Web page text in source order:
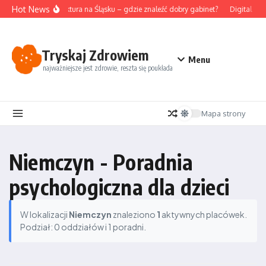
Przejdź do treści
Hot NewsAkupunktura na Śląsku – gdzie znaleźć dobry gabinet? Digital
Tryskaj Zdrowiem
najważniejsze jest zdrowie, reszta się poukłada
Menu
Mapa strony
Niemczyn - Poradnia
psychologiczna dla dzieci
W lokalizacji Niemczyn znaleziono 1 aktywnych placówek.
Podział: 0 oddziałów i 1 poradni.